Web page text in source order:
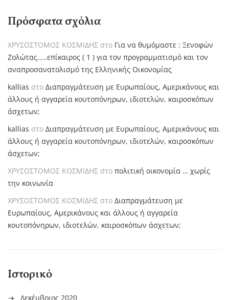
Πρόσφατα σχόλια
ΧΡΥΣΟΣΤΟΜΟΣ ΚΟΣΜΙΔΗΣ στο Για να θυμόμαστε : Ξενοφών
Ζολώτας…..επίκαιρος ( 1 ) για τον προγραμματισμό και τον
αναπροσανατολισμό της Ελληνικής Οικονομίας
kallias στο Διαπραγμάτευση με Ευρωπαίους, Αμερικάνους και
άλλους ή αγγαρεία κουτοπόνηρων, ιδιοτελών, καιροσκόπων
άσχετων;
kallias στο Διαπραγμάτευση με Ευρωπαίους, Αμερικάνους και
άλλους ή αγγαρεία κουτοπόνηρων, ιδιοτελών, καιροσκόπων
άσχετων;
ΧΡΥΣΟΣΤΟΜΟΣ ΚΟΣΜΙΔΗΣ στο πολιτική οικονομία … χωρίς
την κοινωνία
ΧΡΥΣΟΣΤΟΜΟΣ ΚΟΣΜΙΔΗΣ στο Διαπραγμάτευση με
Ευρωπαίους, Αμερικάνους και άλλους ή αγγαρεία
κουτοπόνηρων, ιδιοτελών, καιροσκόπων άσχετων;
Ιστορικό
Δεκέμβριος 2020